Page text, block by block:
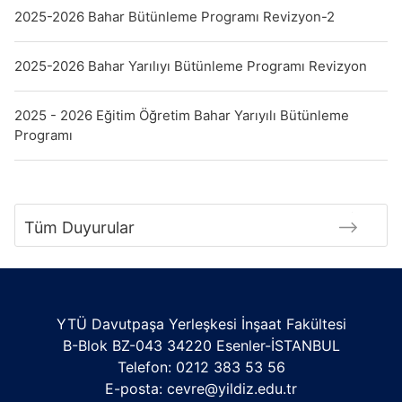
2025-2026 Bahar Bütünleme Programı Revizyon-2
2025-2026 Bahar Yarılıyı Bütünleme Programı Revizyon
2025 - 2026 Eğitim Öğretim Bahar Yarıyılı Bütünleme
Programı
Tüm Duyurular
YTÜ Davutpaşa Yerleşkesi İnşaat Fakültesi
B-Blok BZ-043 34220 Esenler-İSTANBUL
Telefon: 0212 383 53 56
E-posta: cevre@yildiz.edu.tr